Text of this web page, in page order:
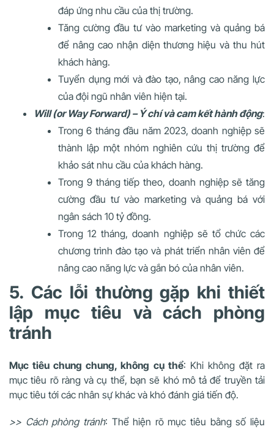
đáp ứng nhu cầu của thị trường.
Tăng cường đầu tư vào marketing và quảng bá
để nâng cao nhận diện thương hiệu và thu hút
khách hàng.
Tuyển dụng mới và đào tạo, nâng cao năng lực
của đội ngũ nhân viên hiện tại.
Will (or Way Forward) – Ý chí và cam kết hành động:
Trong 6 tháng đầu năm 2023, doanh nghiệp sẽ
thành lập một nhóm nghiên cứu thị trường để
khảo sát nhu cầu của khách hàng.
Trong 9 tháng tiếp theo, doanh nghiệp sẽ tăng
cường đầu tư vào marketing và quảng bá với
ngân sách 10 tỷ đồng.
Trong 12 tháng, doanh nghiệp sẽ tổ chức các
chương trình đào tạo và phát triển nhân viên để
nâng cao năng lực và gắn bó của nhân viên.
5. Các lỗi thường gặp khi thiết
lập mục tiêu và cách phòng
tránh
Mục tiêu chung chung, không cụ thể: Khi không đặt ra
mục tiêu rõ ràng và cụ thể, bạn sẽ khó mô tả để truyền tải
mục tiêu tới các nhân sự khác và khó đánh giá tiến độ.
>> Cách phòng tránh: Thể hiện rõ mục tiêu bằng số liệu